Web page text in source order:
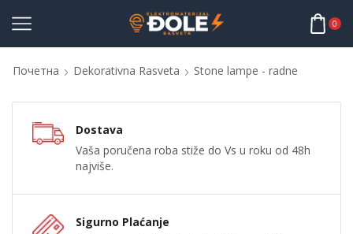
0
Почетна Dekorativna Rasveta Stone lampe - radne
Dostava
Vaša poručena roba stiže do Vs u roku od 48h
najviše.
Sigurno Plaćanje